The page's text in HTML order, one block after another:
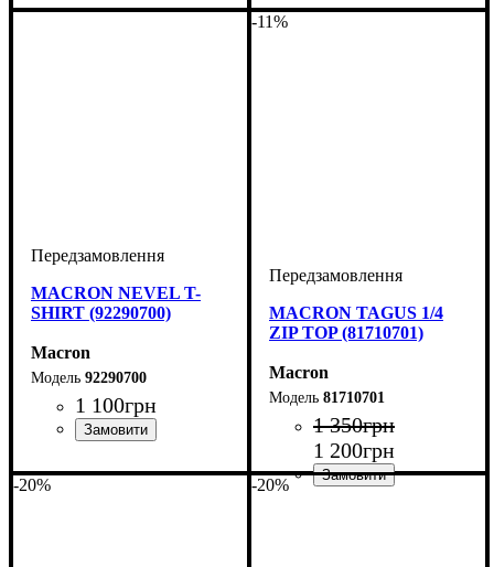
Чоловічий
Чоловічий
MACRON NEVEL T-
SHIRT (92290700)
Macron
92290700
1 100грн
Чоловічий
-11%
MACRON TAGUS 1/4
ZIP TOP (81710701)
Macron
81710701
1 350грн
1 200грн
Виробник
Колір
-20% -20%